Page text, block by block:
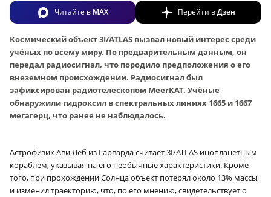
Читайте в MAX Перейти вДзен
Космический объект 3I/ATLAS вызвал новый интерес среди
учёных по всему миру. По предварительным данным, он
передал радиосигнал, что породило предположения о его
внеземном происхождении. Радиосигнал был
зафиксирован радиотелескопом MeerKAT. Учёные
обнаружили гидроксил в спектральных линиях 1665 и 1667
мегагерц, что ранее не наблюдалось.
Астрофизик Ави Леб из Гарварда считает 3I/ATLAS инопланетным
кораблём, указывая на его необычные характеристики. Кроме
того, при прохождении Солнца объект потерял около 13% массы
и изменил траекторию, что, по его мнению, свидетельствует о